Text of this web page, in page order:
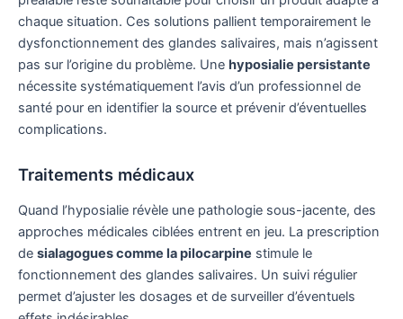
chaque situation. Ces solutions pallient temporairement le
dysfonctionnement des glandes salivaires, mais n’agissent
pas sur l’origine du problème. Une hyposialie persistante
nécessite systématiquement l’avis d’un professionnel de
santé pour en identifier la source et prévenir d’éventuelles
complications.
Traitements médicaux
Quand l’hyposialie révèle une pathologie sous-jacente, des
approches médicales ciblées entrent en jeu. La prescription
de sialagogues comme la pilocarpine stimule le
fonctionnement des glandes salivaires. Un suivi régulier
permet d’ajuster les dosages et de surveiller d’éventuels